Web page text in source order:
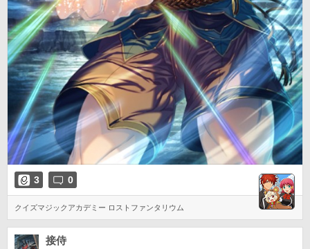
3 0
クイズマジックアカデミー ロストファンタリウム
接侍